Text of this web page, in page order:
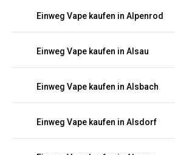
Einweg Vape kaufen in Alpenrod
Einweg Vape kaufen in Alsau
Einweg Vape kaufen in Alsbach
Einweg Vape kaufen in Alsdorf